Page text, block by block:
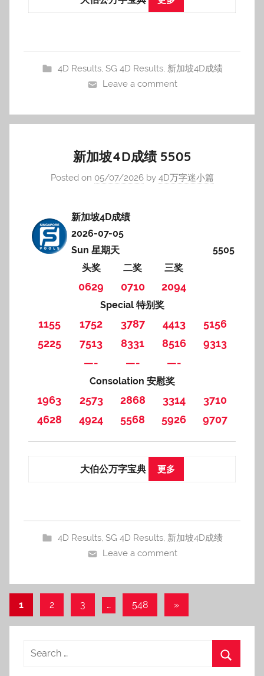
4D Results, SG 4D Results, 新加坡4D成绩
Leave a comment
新加坡4D成绩 5505
Posted on 05/07/2026by 4D万字迷小篇
新加坡4D成绩
2026-07-05
Sun 星期天
5505
头奖
二奖 三奖
0629 0710 2094
Special 特别奖
1155 1752 3787 4413
5156
5225
7513 8331 8516
9313
—-
—- —-
Consolation 安慰奖
1963 2573 2868 3314
3710
4628
4924 5568 5926 9707
大伯公万字宝典 更多
4D Results, SG 4D Results, 新加坡4D成绩
Leave a comment
Posts
pagination
1 2 3 … 548
Next
»